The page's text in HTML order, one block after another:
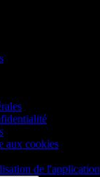
aux cookies
de l'application